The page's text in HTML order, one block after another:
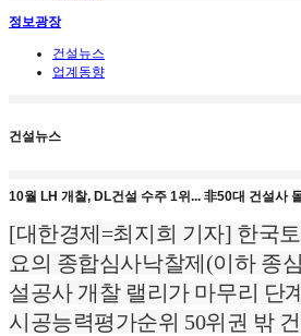
정보광장
건설뉴스
업계동향
건설뉴스
10월 LH 개찰, DL건설 수주 1위... 非50대 건설사
[대한경제=최지희 기자] 한국
요의 종합심사낙찰제(이하 종
설공사 개찰 랠리가 마무리 단
시공능력평가순위 50위권 밖